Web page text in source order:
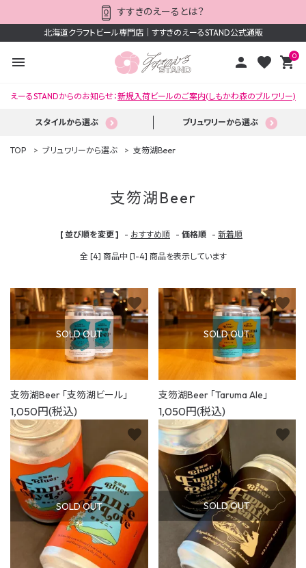
すすきのえーるとは？
北海道クラフトビール専門店｜すすきのえーるSTAND公式通販
menu person favorite 0
shopping_cart
えーるSTANDからのお知らせ：新規入荷ビールのご案内(しもかわ森のブルワリー)
スタイルから選ぶ ブリュワリーから選ぶ
ACCOUNT MENU
meeting_room ログイン person 新規会員登録
favorite_outline お気に入り
0
shopping_cart カート
すすきのえーる
おすすめギフトセット
全ての商品
すすきのえーる
おすすめギフトセット
シーンから選ぶ
TOP ブリュワリーから選ぶ 支笏湖Beer
支笏湖Beer
[ 並び順を変更 ] - おすすめ順 - 価格順 - 新着順
全 [4] 商品中 [1-4] 商品を表示しています
SOLD OUT
支笏湖Beer 「支笏湖ビール」
1,050円(税込)
favorite
SOLD OUT
支笏湖Beer 「Taruma Ale」
1,050円(税込)
favorite
SOLD OUT
favorite
SOLD OUT
favorite